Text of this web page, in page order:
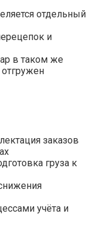
отдельный
и
в таком же
заказов
груза к
учёта и